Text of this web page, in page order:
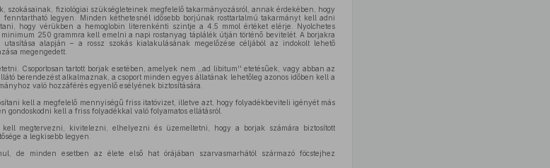
szokásainak, fiziológiai szükségleteinek megfelelő takarmányozásról, annak érdekében, hogy
fenntartható legyen. Minden kéthetesnél idősebb borjúnak rosttartalmú takarmányt kell adni
hogy vérükben a hemoglobin literenkénti szintje a 4,5 mmol értéket elérje. Nyolchetes
250 grammra kell emelni a napi rostanyag táplálék útján történő bevitelét. A borjakra
alapján – a rossz szokás kialakulásának megelőzése céljából az indokolt lehető
megengedett.
Csoportosan tartott borjak esetében, amelyek nem ,,ad libitum'' etetésűek, vagy abban az
berendezést alkalmaznak, a csoport minden egyes állatának lehetőleg azonos időben kell a
való hozzáférés egyenlő esélyének biztosítására.
kell a megfelelő mennyiségű friss itatóvizet, illetve azt, hogy folyadékbeviteli igényét más
gondoskodni kell a friss folyadékkal való folyamatos ellátásról.
megtervezni, kivitelezni, elhelyezni és üzemeltetni, hogy a borjak számára biztosított
a legkisebb legyen.
de minden esetben az élete első hat órájában szarvasmarhától származó föcstejhez